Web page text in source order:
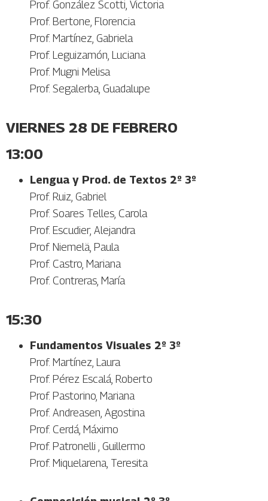
Prof. González Scotti, Victoria
Prof. Bertone, Florencia
Prof. Martínez, Gabriela
Prof. Leguizamón, Luciana
Prof. Mugni Melisa
Prof. Segalerba, Guadalupe
VIERNES 28 DE FEBRERO
13:00
Lengua y Prod. de Textos 2º 3º
Prof. Ruiz, Gabriel
Prof. Soares Telles, Carola
Prof. Escudier, Alejandra
Prof. Niemelä, Paula
Prof. Castro, Mariana
Prof. Contreras, María
15:30
Fundamentos Visuales 2º 3º
Prof. Martínez, Laura
Prof. Pérez Escalá, Roberto
Prof. Pastorino, Mariana
Prof. Andreasen, Agostina
Prof. Cerdá, Máximo
Prof. Patronelli , Guillermo
Prof. Miquelarena, Teresita